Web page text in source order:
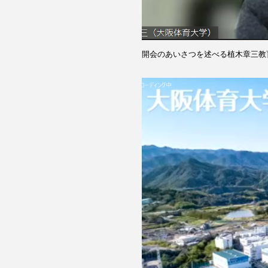
開会のあいさつを述べる植木章三